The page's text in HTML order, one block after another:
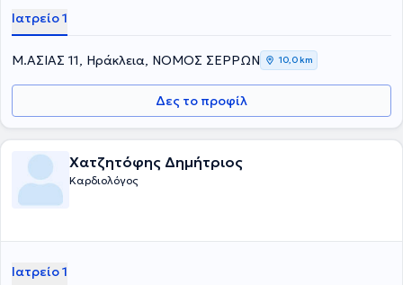
Ιατρείο 1
Μ.ΑΣΙΑΣ 11, Ηράκλεια, ΝΟΜΟΣ ΣΕΡΡΩΝ 10,0 km
Δες το προφίλ
Χατζητόφης Δημήτριος
Καρδιολόγος
Ιατρείο 1